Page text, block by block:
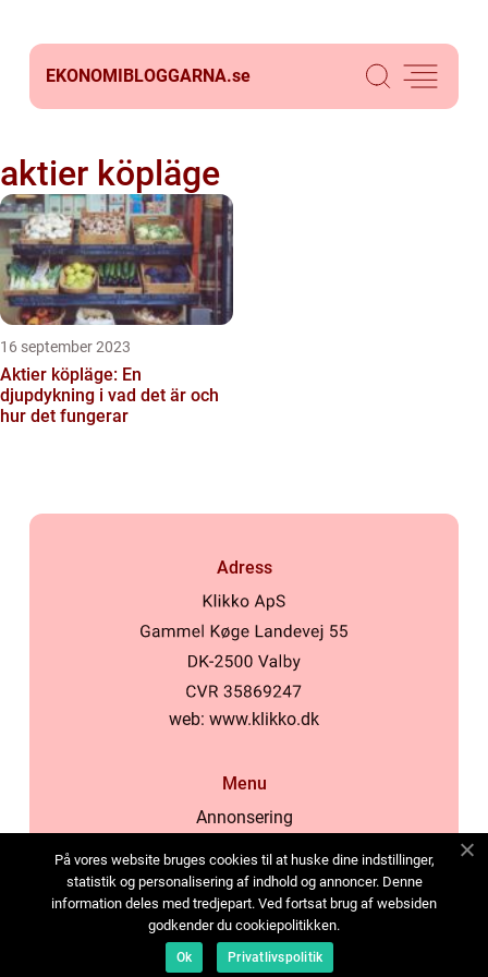
EKONOMIBLOGGARNA.se
aktier köpläge
16 september 2023
Aktier köpläge: En
djupdykning i vad det är och
hur det fungerar
Adress
web: www.klikko.dk
Menu
Annonsering
Cookies
Kontakta oss
Sitemap
På vores website bruges cookies til at huske dine indstillinger,
statistik og personalisering af indhold og annoncer. Denne
information deles med tredjepart. Ved fortsat brug af websiden
godkender du cookiepolitikken.
Ok Privatlivspolitik